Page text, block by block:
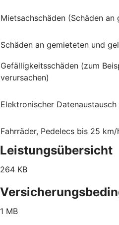
Mietsachschäden (Schäden an
Schäden an gemieteten und
Gefälligkeitsschäden (zum
verursachen)
Elektronischer
Fahrräder, Pedelecs bis 25
Leistungsübersicht
264 KB
1 MB